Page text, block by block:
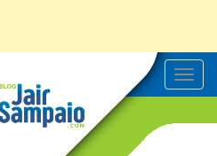
T
o